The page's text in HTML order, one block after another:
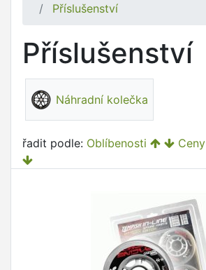
Příslušenství
Příslušenství
Náhradní kolečka
řadit podle: Oblíbenosti Ceny